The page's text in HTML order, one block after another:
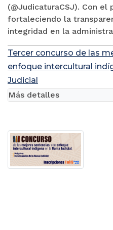
(@JudicaturaCSJ). Con
fortaleciendo la
integridad en la
Tercer concurso de las
enfoque intercultural
Judicial
Más detalles